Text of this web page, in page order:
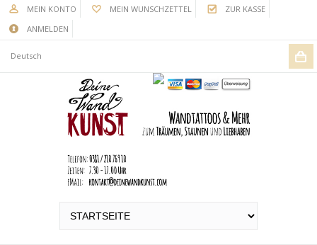
MEIN KONTO MEIN WUNSCHZETTEL
ZUR KASSE
ANMELDEN
Deutsch